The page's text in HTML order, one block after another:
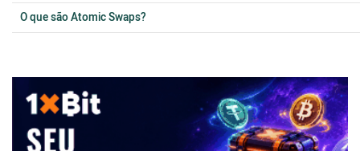
O que são Atomic Swaps?